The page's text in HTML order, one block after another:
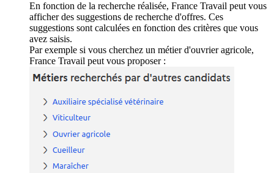
En fonction de la recherche réalisée, France Travail peut vous
afficher des suggestions de recherche d'offres. Ces
suggestions sont calculées en fonction des critères que vous
avez saisis.
Par exemple si vous cherchez un métier d'ouvrier agricole,
France Travail peut vous proposer :